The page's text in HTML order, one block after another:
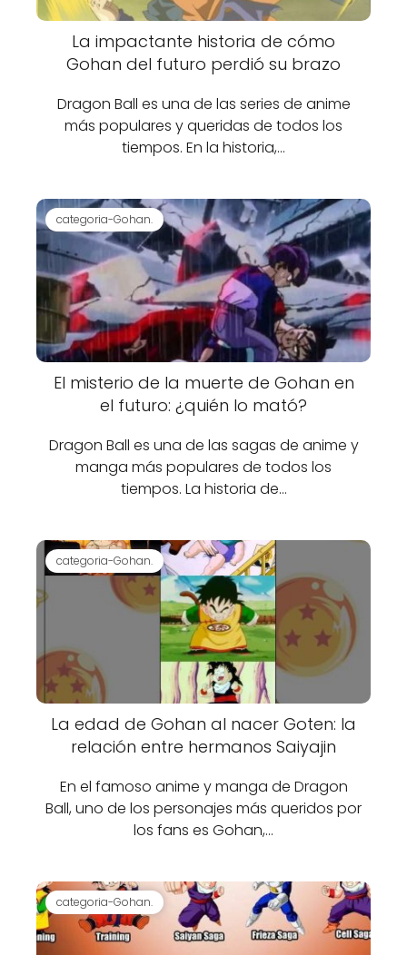
La impactante historia de cómo
Gohan del futuro perdió su brazo
Dragon Ball es una de las series de anime
más populares y queridas de todos los
tiempos. En la historia,…
categoria-Gohan.
El misterio de la muerte de Gohan en
el futuro: ¿quién lo mató?
Dragon Ball es una de las sagas de anime y
manga más populares de todos los
tiempos. La historia de…
categoria-Gohan.
La edad de Gohan al nacer Goten: la
relación entre hermanos Saiyajin
En el famoso anime y manga de Dragon
Ball, uno de los personajes más queridos por
los fans es Gohan,…
categoria-Gohan.